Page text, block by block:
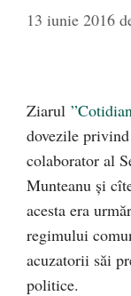
13 iunie 2016
Ziarul
dovezile
colaborator al
Munteanu și
acesta era
regimului
acuzatorii săi
politice.